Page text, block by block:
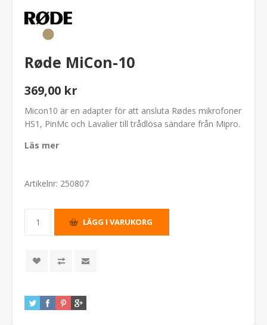
Røde MiCon-10
369,00 kr
Micon10 är en adapter för att ansluta Rødes mikrofoner
HS1, PinMc och Lavalier till trådlösa sändare från Mipro.
Läs mer
Artikelnr: 250807